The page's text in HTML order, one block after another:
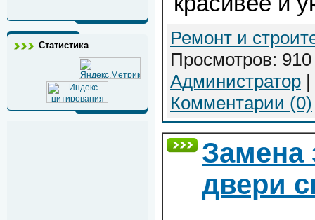
Статистика
Ремонт и
Просмотров:
Администратор
Комментарии (0)
Замена
двери